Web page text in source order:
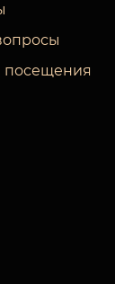
посещения